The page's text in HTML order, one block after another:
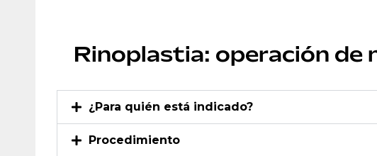
Rinoplastia: operación de
¿Para quién está indicado?
Procedimiento